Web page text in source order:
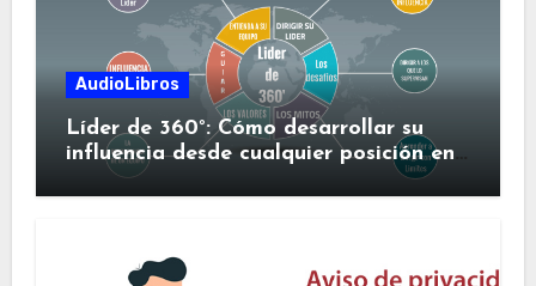
AudioLibros
Líder de 360°: Cómo desarrollar su
influencia desde cualquier posición en
su organización